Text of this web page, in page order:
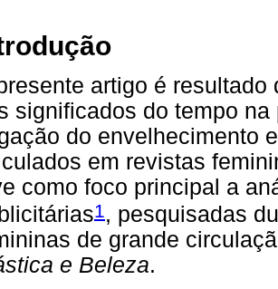
artigo é
significados do tempo
do envelhecimento
em revistas
como foco principal a
1, pesquisadas
de grande
e Beleza.